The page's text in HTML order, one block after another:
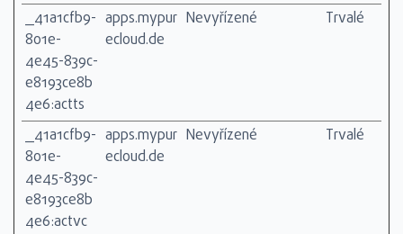
_41a1cfb9-
801e-
4e45-839c-
e8193ce8b
4e6:actts
apps.mypur
ecloud.de
Nevyřízené Trvalé
_41a1cfb9-
801e-
4e45-839c-
e8193ce8b
4e6:actvc
apps.mypur
ecloud.de
Nevyřízené Trvalé